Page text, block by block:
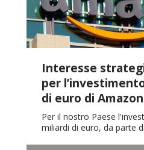
Interesse
per
di euro di
Per il nostro Paese
miliardi di euro, da parte